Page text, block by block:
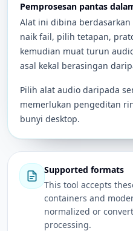
Pemprosesan pantas
Alat ini dibina
naik fail, pilih tetapan,
kemudian muat turun
asal kekal berasingan
Pilih alat audio daripada
memerlukan pengeditan
bunyi desktop.
Supported formats
This tool accepts
containers and
normalized or
processing.